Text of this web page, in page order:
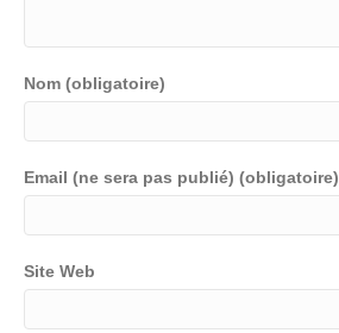
Nom (obligatoire)
Email (ne sera pas publié) (obligatoire)
Site Web